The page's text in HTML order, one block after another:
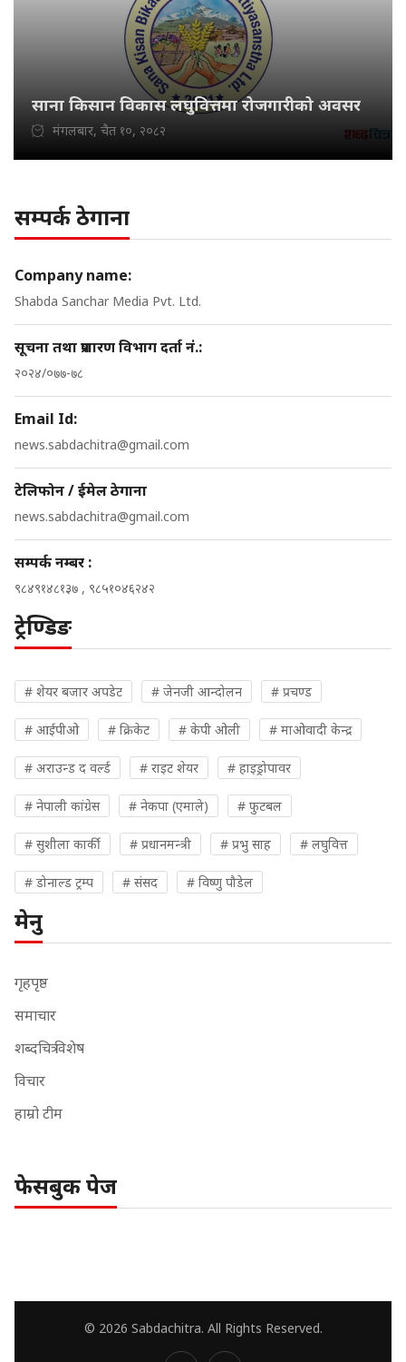
साना किसान विकास लघुवित्तमा रोजगारीको अवसर
मंगलबार, चैत १०, २०८२
सम्पर्क ठेगाना
Company name:
Shabda Sanchar Media Pvt. Ltd.
सूचना तथा प्रशारण विभाग दर्ता नं.:
२०२४/०७७-७८
Email Id:
news.sabdachitra@gmail.com
टेलिफोन / ईमेल ठेगाना
news.sabdachitra@gmail.com
सम्पर्क नम्बर :
९८४९१४८१३७ , ९८५१०४६२४२
ट्रेण्डिङ
# शेयर बजार अपडेट # जेनजी आन्दोलन # प्रचण्ड
# आईपीओ # क्रिकेट # केपी ओली # माओवादी केन्द्र
# अराउन्ड द वर्ल्ड # राइट शेयर # हाइड्रोपावर
# नेपाली कांग्रेस # नेकपा (एमाले) # फुटबल
# सुशीला कार्की # प्रधानमन्त्री # प्रभु साह # लघुवित्त
# डोनाल्ड ट्रम्प # संसद # विष्णु पौडेल
मेनु
गृहपृष्ठ
समाचार
शब्दचित्र विशेष
विचार
हाम्रो टीम
फेसबुक पेज
© 2026 Sabdachitra. All Rights Reserved.